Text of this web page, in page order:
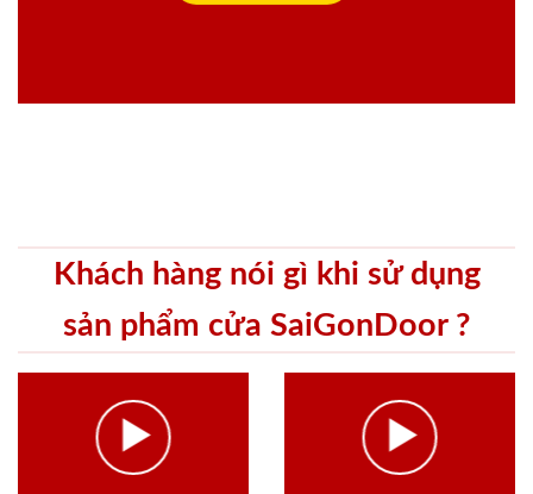
Khách hàng nói gì khi sử dụng
sản phẩm cửa SaiGonDoor ?